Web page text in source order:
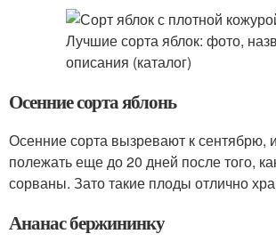
Осенние сорта яблонь
Осенние сорта вызревают к сентябрю,
полежать еще до 20 дней после того,
сорваны. Зато такие плоды отлично
Ананас бержининку